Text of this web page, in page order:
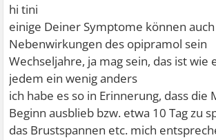
hi tini
einige Deiner Symptome können auch
Nebenwirkungen des opipramol sein
Wechseljahre, ja mag sein, das ist wie
jedem ein wenig anders
ich habe es so in Erinnerung, dass die
Beginn ausblieb bzw. etwa 10 Tag zu
das Brustspannen etc. mich